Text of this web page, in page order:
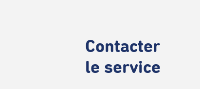
Contacter
le service